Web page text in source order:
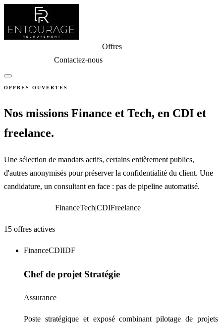
Offres
Contactez-nous
OFFRES OUVERTES
Nos missions Finance et Tech, en CDI et
freelance.
Une sélection de mandats actifs, certains entièrement publics,
d'autres anonymisés pour préserver la confidentialité du client. Une
candidature, un consultant en face : pas de pipeline automatisé.
FinanceTech|CDIFreelance
15 offres actives
FinanceCDIIDF
Chef de projet Stratégie
Assurance
Poste stratégique et exposé combinant pilotage de projets